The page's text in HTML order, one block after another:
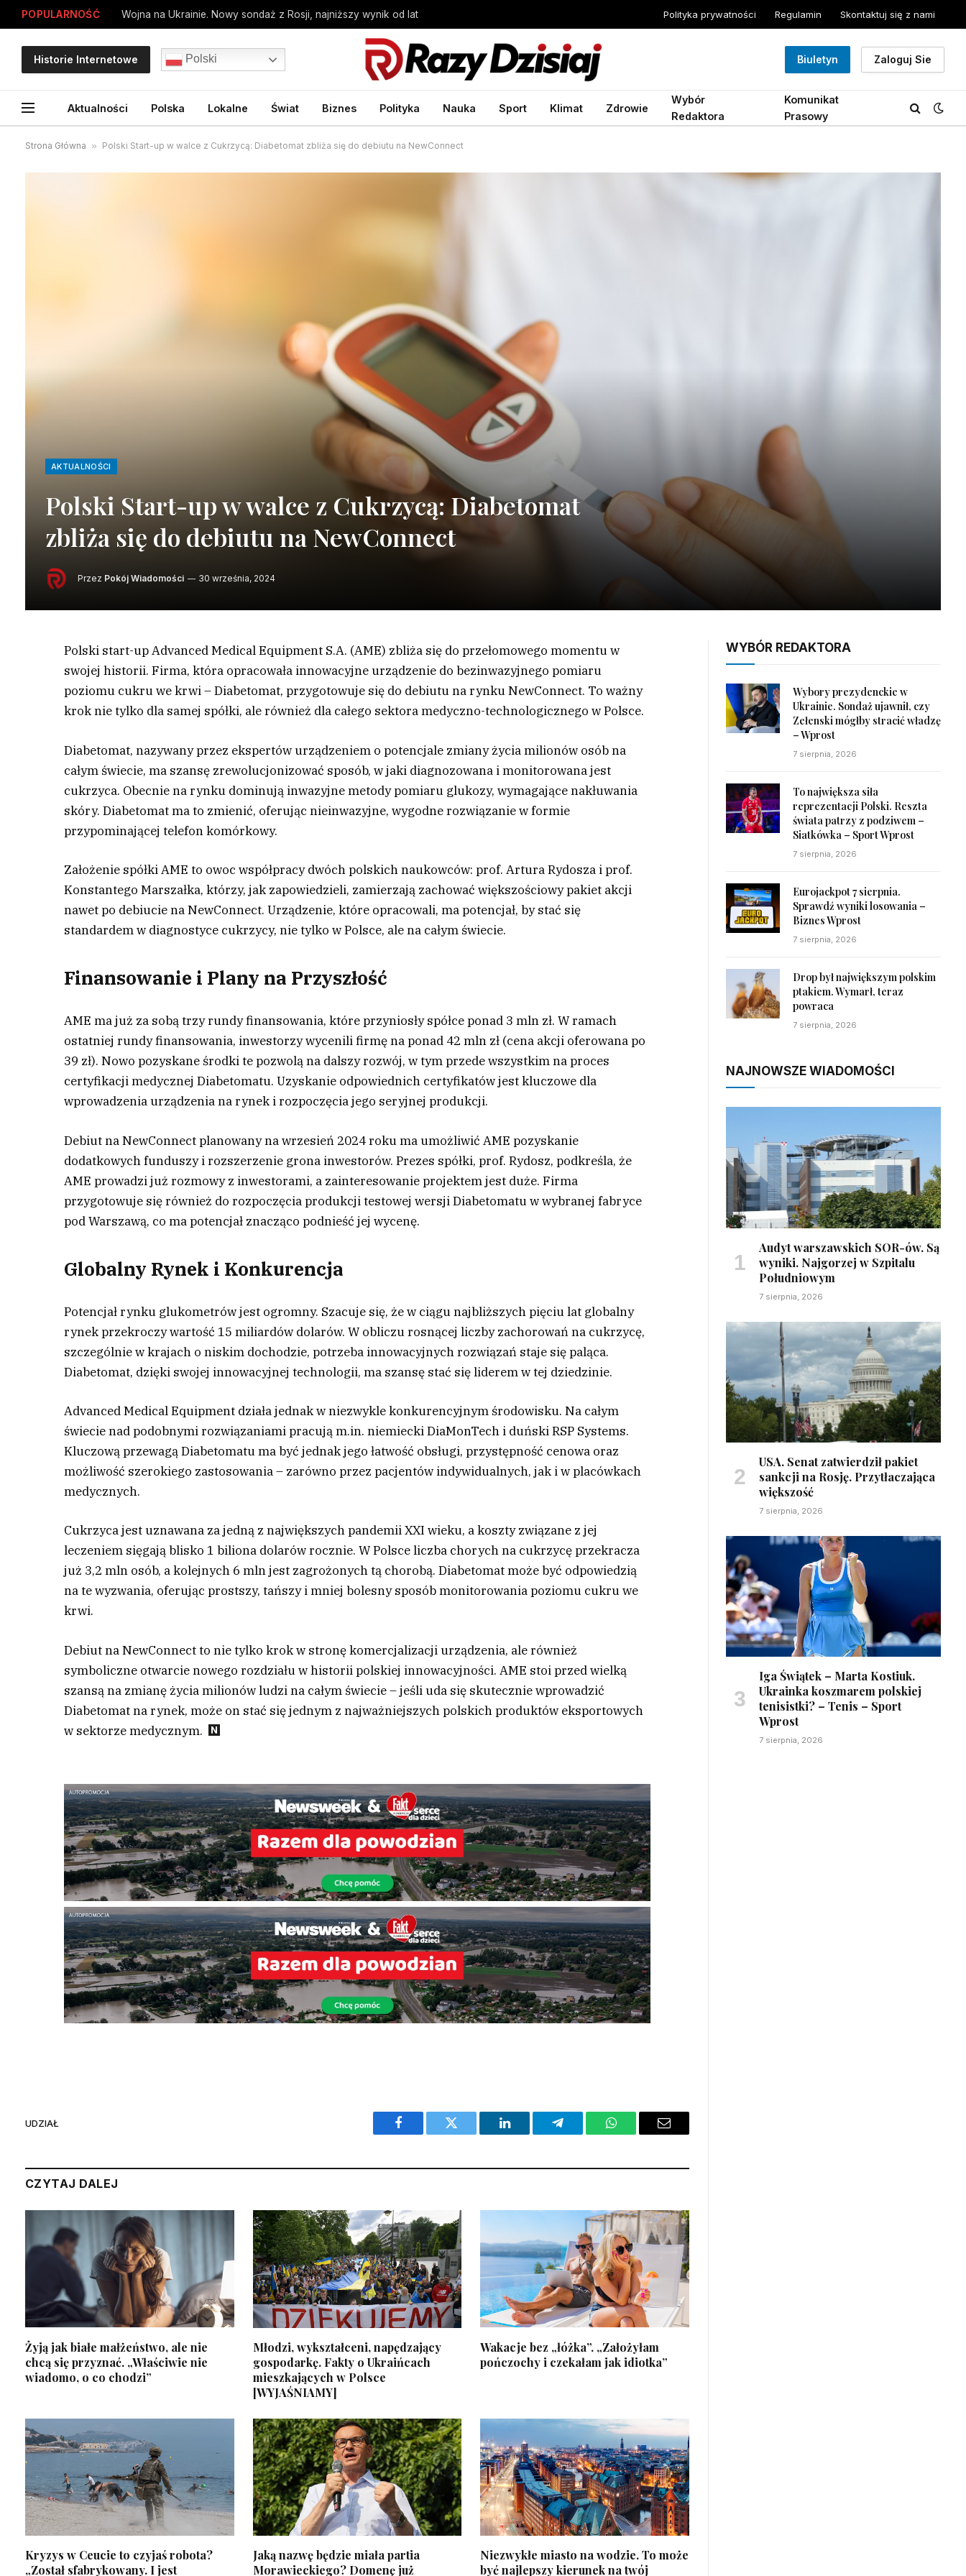
POPULARNOŚĆ Wojna na Ukrainie. Nowy sondaż z Rosji, najniższy wynik od lat Polityka prywatności Regulamin Skontaktuj się z nami
Historie Internetowe Polski Biuletyn Zaloguj Sie
Aktualności Polska Lokalne Świat Biznes Polityka Nauka Sport Klimat Zdrowie
Wybór
Redaktora
Komunikat
Prasowy
Strona Główna » Polski Start-up w walce z Cukrzycą: Diabetomat zbliża się do debiutu na NewConnect
AKTUALNOŚCI
Polski Start-up w walce z Cukrzycą: Diabetomat
zbliża się do debiutu na NewConnect
Przez Pokój Wiadomości 30 września, 2024
Polski start-up Advanced Medical Equipment S.A. (AME) zbliża się do przełomowego momentu w
swojej historii. Firma, która opracowała innowacyjne urządzenie do bezinwazyjnego pomiaru
poziomu cukru we krwi – Diabetomat, przygotowuje się do debiutu na rynku NewConnect. To ważny
krok nie tylko dla samej spółki, ale również dla całego sektora medyczno-technologicznego w Polsce.
Diabetomat, nazywany przez ekspertów urządzeniem o potencjale zmiany życia milionów osób na
całym świecie, ma szansę zrewolucjonizować sposób, w jaki diagnozowana i monitorowana jest
cukrzyca. Obecnie na rynku dominują inwazyjne metody pomiaru glukozy, wymagające nakłuwania
skóry. Diabetomat ma to zmienić, oferując nieinwazyjne, wygodne rozwiązanie w formie
przypominającej telefon komórkowy.
Założenie spółki AME to owoc współpracy dwóch polskich naukowców: prof. Artura Rydosza i prof.
Konstantego Marszałka, którzy, jak zapowiedzieli, zamierzają zachować większościowy pakiet akcji
nawet po debiucie na NewConnect. Urządzenie, które opracowali, ma potencjał, by stać się
standardem w diagnostyce cukrzycy, nie tylko w Polsce, ale na całym świecie.
Finansowanie i Plany na Przyszłość
AME ma już za sobą trzy rundy finansowania, które przyniosły spółce ponad 3 mln zł. W ramach
ostatniej rundy finansowania, inwestorzy wycenili firmę na ponad 42 mln zł (cena akcji oferowana po
39 zł). Nowo pozyskane środki te pozwolą na dalszy rozwój, w tym przede wszystkim na proces
certyfikacji medycznej Diabetomatu. Uzyskanie odpowiednich certyfikatów jest kluczowe dla
wprowadzenia urządzenia na rynek i rozpoczęcia jego seryjnej produkcji.
Debiut na NewConnect planowany na wrzesień 2024 roku ma umożliwić AME pozyskanie
dodatkowych funduszy i rozszerzenie grona inwestorów. Prezes spółki, prof. Rydosz, podkreśla, że
AME prowadzi już rozmowy z inwestorami, a zainteresowanie projektem jest duże. Firma
przygotowuje się również do rozpoczęcia produkcji testowej wersji Diabetomatu w wybranej fabryce
pod Warszawą, co ma potencjał znacząco podnieść jej wycenę.
Globalny Rynek i Konkurencja
Potencjał rynku glukometrów jest ogromny. Szacuje się, że w ciągu najbliższych pięciu lat globalny
rynek przekroczy wartość 15 miliardów dolarów. W obliczu rosnącej liczby zachorowań na cukrzycę,
szczególnie w krajach o niskim dochodzie, potrzeba innowacyjnych rozwiązań staje się paląca.
Diabetomat, dzięki swojej innowacyjnej technologii, ma szansę stać się liderem w tej dziedzinie.
Advanced Medical Equipment działa jednak w niezwykle konkurencyjnym środowisku. Na całym
świecie nad podobnymi rozwiązaniami pracują m.in. niemiecki DiaMonTech i duński RSP Systems.
Kluczową przewagą Diabetomatu ma być jednak jego łatwość obsługi, przystępność cenowa oraz
możliwość szerokiego zastosowania – zarówno przez pacjentów indywidualnych, jak i w placówkach
medycznych.
Cukrzyca jest uznawana za jedną z największych pandemii XXI wieku, a koszty związane z jej
leczeniem sięgają blisko 1 biliona dolarów rocznie. W Polsce liczba chorych na cukrzycę przekracza
już 3,2 mln osób, a kolejnych 6 mln jest zagrożonych tą chorobą. Diabetomat może być odpowiedzią
na te wyzwania, oferując prostszy, tańszy i mniej bolesny sposób monitorowania poziomu cukru we
krwi.
Debiut na NewConnect to nie tylko krok w stronę komercjalizacji urządzenia, ale również
symboliczne otwarcie nowego rozdziału w historii polskiej innowacyjności. AME stoi przed wielką
szansą na zmianę życia milionów ludzi na całym świecie – jeśli uda się skutecznie wprowadzić
Diabetomat na rynek, może on stać się jednym z najważniejszych polskich produktów eksportowych
w sektorze medycznym.
UDZIAŁ
Facebook Twitter LinkedIn Telegram WhatsAppEmail
CZYTAJ DALEJ
Żyją jak białe małżeństwo, ale nie
chcą się przyznać. „Właściwie nie
wiadomo, o co chodzi”
Młodzi, wykształceni, napędzający
gospodarkę. Fakty o Ukraińcach
mieszkających w Polsce
[WYJAŚNIAMY]
Wakacje bez „łóżka”. „Założyłam
pończochy i czekałam jak idiotka”
Kryzys w Ceucie to czyjaś robota?
„Został sfabrykowany. I jest
Jaką nazwę będzie miała partia
Morawieckiego? Domenę już
Niezwykłe miasto na wodzie. To może
być najlepszy kierunek na twój
WYBÓR REDAKTORA
Wybory prezydenckie w
Ukrainie. Sondaż ujawnił, czy
Zełenski mógłby stracić władzę
– Wprost
7 sierpnia, 2026
To największa siła
reprezentacji Polski. Reszta
świata patrzy z podziwem –
Siatkówka – Sport Wprost
7 sierpnia, 2026
Eurojackpot 7 sierpnia.
Sprawdź wyniki losowania –
Biznes Wprost
7 sierpnia, 2026
Drop był największym polskim
ptakiem. Wymarł, teraz
powraca
7 sierpnia, 2026
NAJNOWSZE WIADOMOŚCI
Audyt warszawskich SOR-ów. Są
wyniki. Najgorzej w Szpitalu
Południowym
7 sierpnia, 2026
USA. Senat zatwierdził pakiet
sankcji na Rosję. Przytłaczająca
większość
7 sierpnia, 2026
Iga Świątek – Marta Kostiuk.
Ukrainka koszmarem polskiej
tenisistki? – Tenis – Sport
Wprost
7 sierpnia, 2026